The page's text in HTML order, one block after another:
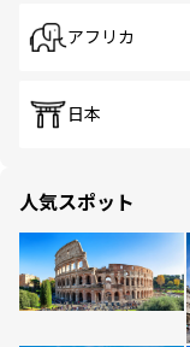
アフリカ
日本
人気スポット